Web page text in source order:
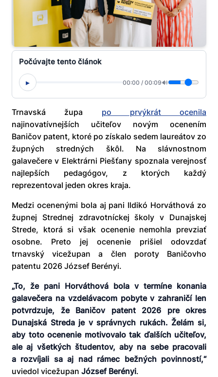
Počúvajte tento článok
▸ 00:00 / 00:09🔊
Trnavská župa po prvýkrát ocenila
najinovatívnejších učiteľov novým ocenením
Baničov patent, ktoré po získalo sedem laureátov zo
župných stredných škôl. Na slávnostnom
galavečere v Elektrárni Piešťany spoznala verejnosť
najlepších pedagógov, z ktorých každý
reprezentoval jeden okres kraja.
Medzi ocenenými bola aj pani Ildikó Horváthová zo
župnej Strednej zdravotníckej školy v Dunajskej
Strede, ktorá si však ocenenie nemohla prevziať
osobne. Preto jej ocenenie prišiel odovzdať
trnavský vicežupan a člen poroty Baničovho
patentu 2026 József Berényi.
„To, že pani Horváthová bola v termíne konania
galavečera na vzdelávacom pobyte v zahraničí len
potvrdzuje, že Baničov patent 2026 pre okres
Dunajská Streda je v správnych rukách. Želám si,
aby toto ocenenie motivovalo tak ďalších učiteľov,
ale aj všetkých študentov, aby na sebe pracovali
a rozvíjali sa aj nad rámec bežných povinností,“
uviedol vicežupan József Berényi.